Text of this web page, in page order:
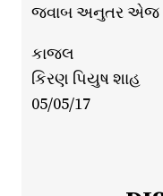
જવાબ અનુતર એજ
કાજલ
કિરણ પિયુષ શાહ
05/05/17